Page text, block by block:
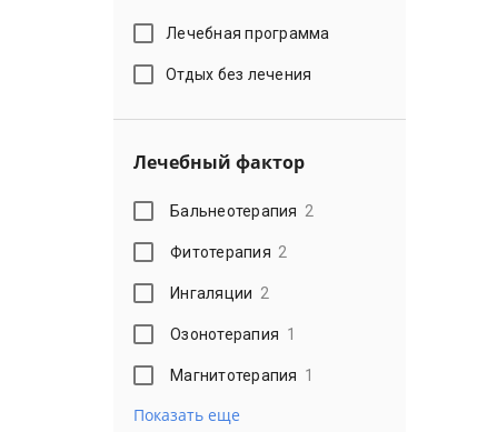
Лечебная программа
Отдых без лечения
Лечебный фактор
Бальнеотерапия 2
Фитотерапия 2
Ингаляции 2
Озонотерапия 1
Магнитотерапия 1
Показать еще